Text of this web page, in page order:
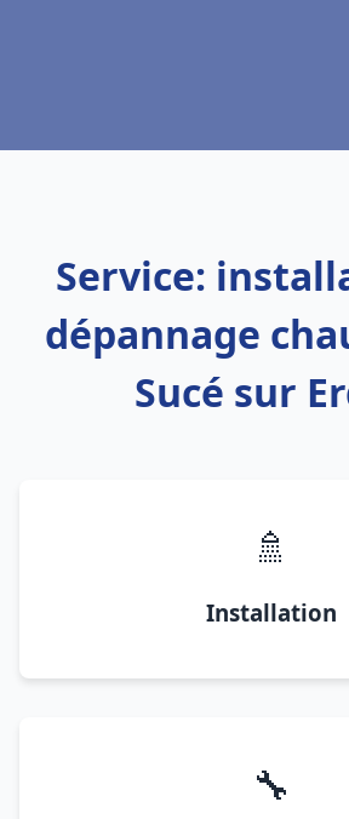
Service:
dépannage
Sucé sur
🚿
Installation
🔧